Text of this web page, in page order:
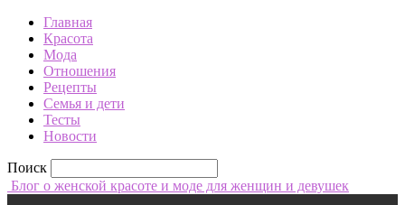
Главная
Красота
Мода
Отношения
Рецепты
Семья и дети
Тесты
Новости
Поиск
Блог о женской красоте и моде для женщин и девушек